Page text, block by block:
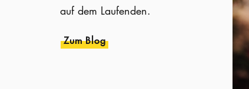
auf dem Laufenden.
Zum Blog